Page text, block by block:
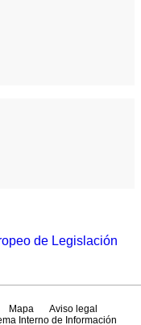
de Legislación
Mapa
Aviso legal
Interno de Información